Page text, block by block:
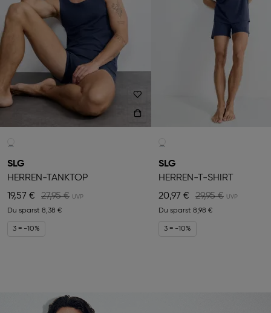
SLG
HERREN-TANKTOP
19,57 €
27,95 €
Du sparst 8,38 €
3 = -10%
SLG
HERREN-T-SHIRT
20,97 €
29,95 €
Du sparst 8,98 €
3 = -10%